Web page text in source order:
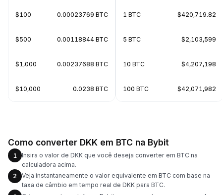
$100 0.00023769 BTC
$500 0.00118844 BTC
$1,000 0.00237688 BTC
$10,000 0.0238 BTC
1 BTC $420,719.82
5 BTC $2,103,599
10 BTC $4,207,198
100 BTC $42,071,982
Como converter DKK em BTC na Bybit
1
Insira o valor de DKK que você deseja converter em BTC na
calculadora acima.
2
Veja instantaneamente o valor equivalente em BTC com base na
taxa de câmbio em tempo real de DKK para BTC.